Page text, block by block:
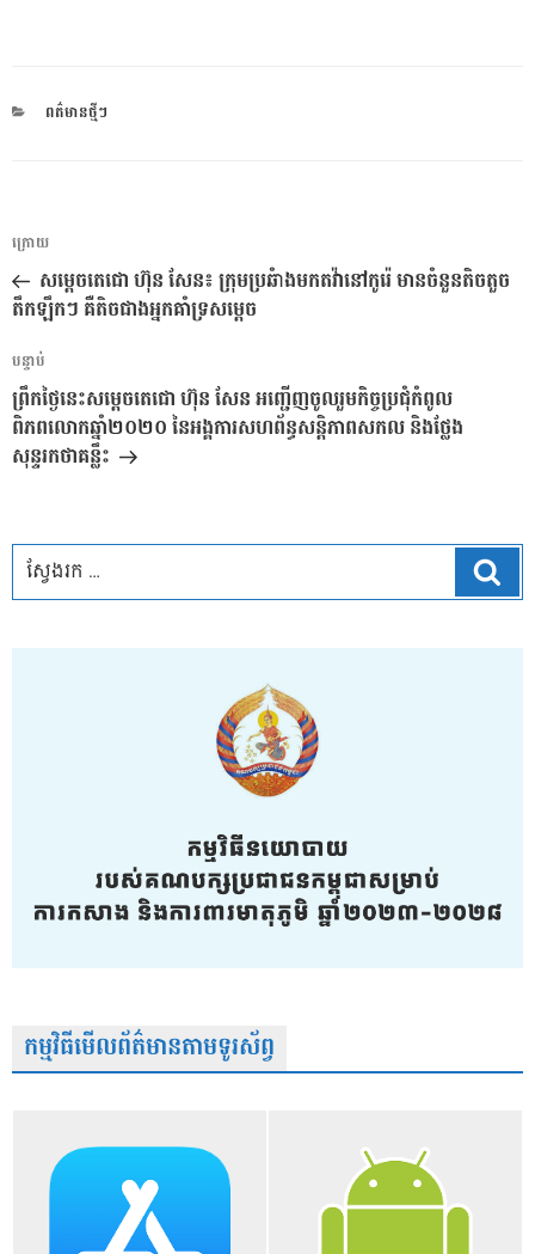
CATEGORIES
ពត៌មានថ្មីៗ
ការ​
នាំទិស​
ប្រកាស
អត្ថបទ
មុន
ក្រោយ
សម្តេចតេជោ ហ៊ុន សែន៖ ក្រុមប្រឆំាងមកតវ៉ានៅកូរ៉េ មានចំនួនតិចតួច
តឹកឡឹកៗ គឺតិចជាងអ្នកគាំទ្រសម្តេច
អត្ថបទ
បន្ទាប់
បន្ទាប់
ព្រឹកថ្ងៃនេះសម្តេចតេជោ ហ៊ុន សែន អញ្ជើញចូលរួមកិច្ចប្រជុំកំពូល
ពិភពលោកឆ្នាំ២០២០ នៃអង្គការសហព័ន្ធសន្តិភាពសកល និងថ្លែង
សុន្ទរកថាគន្លឹះ
កម្មវិធីមើលព័ត៌មានតាមទូរស័ព្វ